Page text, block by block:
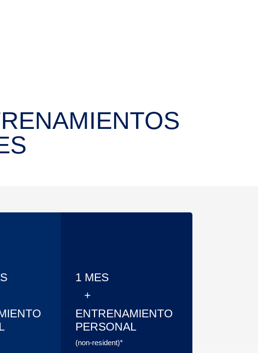
1 MES
+
ENTRENAMIENTO
PERSONAL
(non-resident)*